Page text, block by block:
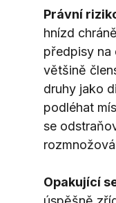
Právní
hnízd
předpisy na
většině
druhy jako
podléhat
se
Opakující